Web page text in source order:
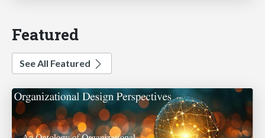
Featured
See All Featured